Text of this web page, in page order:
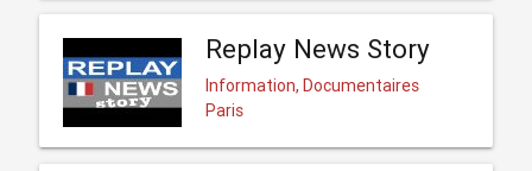
Replay News Story
Information, Documentaires
Paris